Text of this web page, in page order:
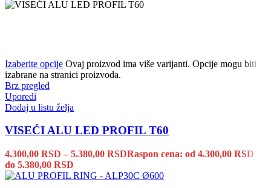
Izaberite opcije Ovaj proizvod ima više varijanti. Opcije mogu biti
izabrane na stranici proizvoda.
Brz pregled
Uporedi
Dodaj u listu želja
VISEĆI ALU LED PROFIL T60
4.300,00 RSD – 5.380,00 RSDRaspon cena: od 4.300,00 RSD
do 5.380,00 RSD